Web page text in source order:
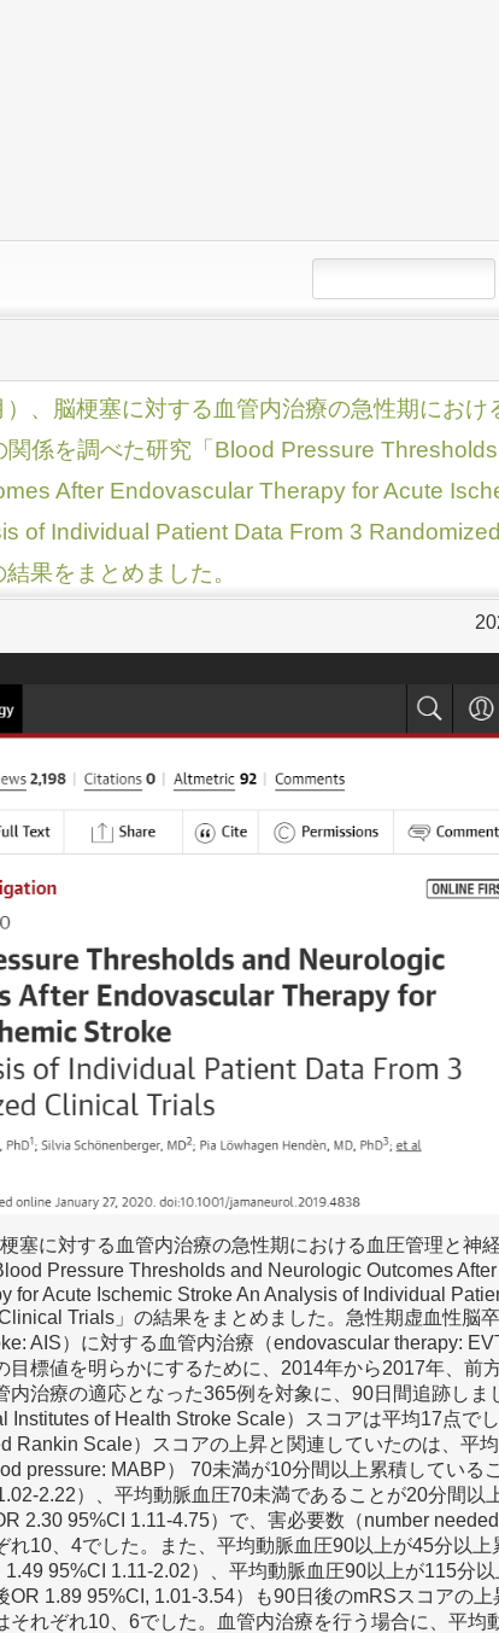
、脳梗塞に対する血管内治療の急性期におけ
関係を調べた研究「Blood Pressure
After Endovascular Therapy for Acute
of Individual Patient Data From 3 Randomized
果をまとめました。
塞に対する血管内治療の急性期における血圧管理と神
Pressure Thresholds and Neurologic Outcomes After
for Acute Ischemic Stroke An Analysis of Individual
Trials」の結果をまとめました。急性期虚血性脳
AIS）に対する血管内治療（endovascular therapy:
目標値を明らかにするために、2014年から2017年、前
内治療の適応となった365例を対象に、90日間追跡しま
Institutes of Health Stroke Scale）スコアは平均17点で
Rankin Scale）スコアの上昇と関連していたのは、平
pressure: MABP） 70未満が10分間以上累積している
2.22）、平均動脈血圧70未満であることが20分間以
2.30 95%CI 1.11-4.75）で、害必要数（number
れ10、4でした。また、平均動脈血圧90以上が45分以上
95%CI 1.11-2.02）、平均動脈血圧90以上が115分
OR 1.89 95%CI, 1.01-3.54）も90日後のmRSスコアの上
それぞれ10、6でした。血管内治療を行う場合に、平均